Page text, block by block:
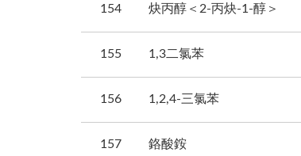
154 炔丙醇＜2-丙炔-1-醇＞
155 1,3二氯苯
156 1,2,4-三氯苯
157 鉻酸銨